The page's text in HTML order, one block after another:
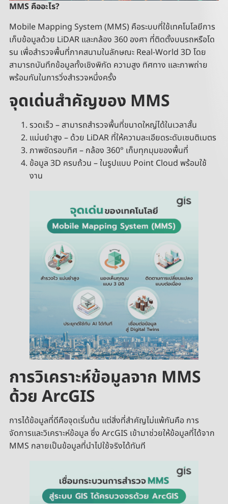
MMS คืออะไร?
Mobile Mapping System (MMS) คือระบบที่ใช้เทคโนโลยีการ
เก็บข้อมูลด้วย LiDAR และกล้อง 360 องศา ที่ติดตั้งบนรถหรือโด
รน เพื่อสำรวจพื้นที่ภาคสนามในลักษณะ Real-World 3D โดย
สามารถบันทึกข้อมูลทั้งเชิงพิกัด ความสูง ทิศทาง และภาพถ่าย
พร้อมกันในการวิ่งสำรวจหนึ่งครั้ง
จุดเด่นสำคัญของ MMS
รวดเร็ว – สามารถสำรวจพื้นที่ขนาดใหญ่ได้ในเวลาสั้น
แม่นยำสูง – ด้วย LiDAR ที่ให้ความละเอียดระดับเซนติเมตร
ภาพชัดรอบทิศ – กล้อง 360° เก็บทุกมุมของพื้นที่
ข้อมูล 3D ครบถ้วน – ในรูปแบบ Point Cloud พร้อมใช้
งาน
การวิเคราะห์ข้อมูลจาก MMS
ด้วย ArcGIS
การได้ข้อมูลที่ดีคือจุดเริ่มต้น แต่สิ่งที่สำคัญไม่แพ้กันคือ การ
จัดการและวิเคราะห์ข้อมูล ซึ่ง ArcGIS เข้ามาช่วยให้ข้อมูลที่ได้จาก
MMS กลายเป็นข้อมูลที่นำไปใช้จริงได้ทันที